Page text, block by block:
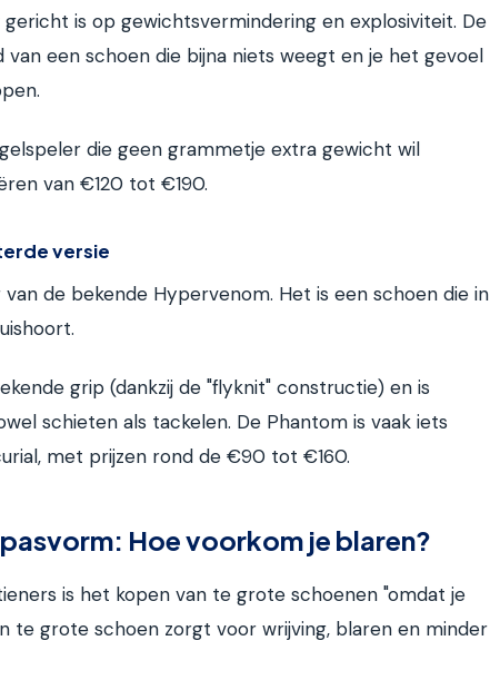
gericht is op gewichtsvermindering en explosiviteit. De
van een schoen die bijna niets weegt en je het gevoel
die geen grammetje extra gewicht wil
van €120 tot €190.
versie
de bekende Hypervenom. Het is een schoen die in
grip (dankzij de "flyknit" constructie) en is
schieten als tackelen. De Phantom is vaak iets
met prijzen rond de €90 tot €160.
Hoe voorkom je blaren?
is het kopen van te grote schoenen "omdat je
te grote schoen zorgt voor wrijving, blaren en minder